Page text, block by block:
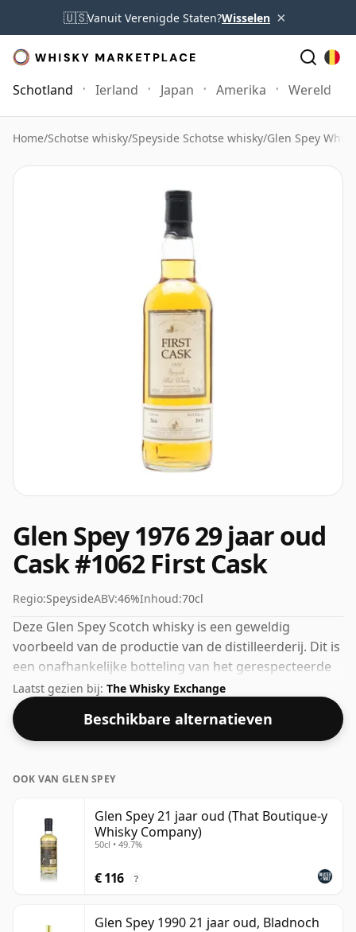
🇺🇸Vanuit Verenigde Staten?Wisselen ×
Schotland Ierland Japan Amerika Wereld
Home/Schotse whisky/Speyside Schotse whisky/Glen Spey
Glen Spey 1976 29 jaar oud
Cask #1062 First Cask
Regio:SpeysideABV:46%Inhoud:70cl
Deze Glen Spey Scotch whisky is een geweldig
voorbeeld van de productie van de distilleerderij. Dit is
een onafhankelijke botteling van het gerespecteerde
whiskybedrijf First Cask. 46% wordt door velen
beschouwd als een goed ABV voor het ervaren van het
'mondgevoel' en de volle smaak van whisky.
Laatst gezien bij: The Whisky Exchange
Beschikbare alternatieven
OOK VAN GLEN SPEY
Glen Spey 21 jaar oud (That Boutique-y
Whisky Company)
50cl • 49.7%
€ 116 ?
Glen Spey 1990 21 jaar oud, Bladnoch